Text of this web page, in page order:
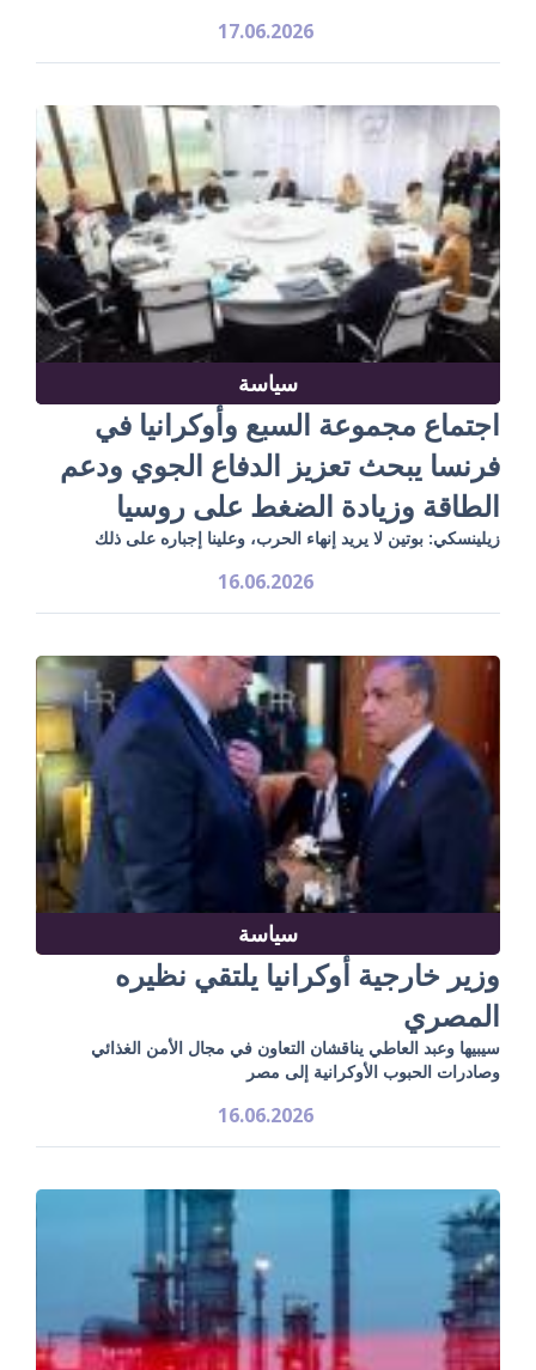
17.06.2026
سياسة
اجتماع مجموعة السبع وأوكرانيا في
فرنسا يبحث تعزيز الدفاع الجوي ودعم
الطاقة وزيادة الضغط على روسيا
زيلينسكي: بوتين لا يريد إنهاء الحرب، وعلينا إجباره على ذلك
16.06.2026
سياسة
وزير خارجية أوكرانيا يلتقي نظيره
المصري
سيبيها وعبد العاطي يناقشان التعاون في مجال الأمن الغذائي
وصادرات الحبوب الأوكرانية إلى مصر
16.06.2026